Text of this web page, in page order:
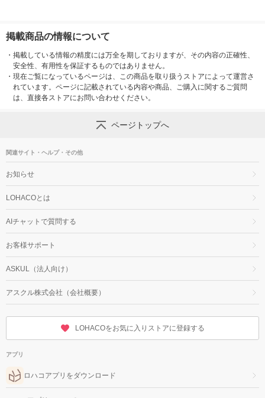
掲載商品の情報について
・ 掲載している情報の精度には万全を期しておりますが、その内容の正確性、
安全性、有用性を保証するものではありません。
・ 現在ご覧になっているページは、この商品を取り扱うストアによって運営さ
れています。ページに記載されている内容や商品、ご購入に関するご質問
は、直接各ストアにお問い合わせください。
ページトップへ
関連サイト・ヘルプ・その他
お知らせ
LOHACOとは
AIチャットで質問する
お客様サポート
ASKUL（法人向け）
アスクル株式会社（会社概要）
LOHACOをお気に入りストアに登録する
アプリ
ロハコアプリをダウンロード